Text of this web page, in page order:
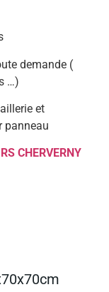
demande (
…)
et
panneau
CHERVERNY